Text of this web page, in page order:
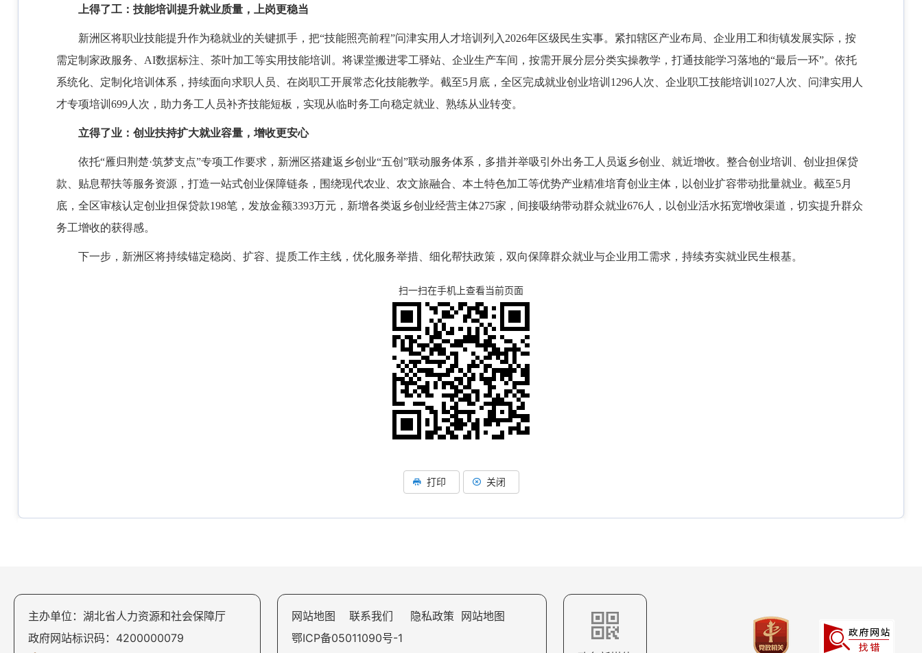
上得了工：技能培训提升就业质量，上岗更稳当
新洲区将职业技能提升作为稳就业的关键抓手，把“技能照亮前程”问津实用人才培训列入2026年区级民生实事。紧扣辖区产业布局、企业用工和街镇发展实际，按
需定制家政服务、AI数据标注、茶叶加工等实用技能培训。将课堂搬进零工驿站、企业生产车间，按需开展分层分类实操教学，打通技能学习落地的“最后一环”。依托
系统化、定制化培训体系，持续面向求职人员、在岗职工开展常态化技能教学。截至5月底，全区完成就业创业培训1296人次、企业职工技能培训1027人次、问津实用人
才专项培训699人次，助力务工人员补齐技能短板，实现从临时务工向稳定就业、熟练从业转变。
立得了业：创业扶持扩大就业容量，增收更安心
依托“雁归荆楚·筑梦支点”专项工作要求，新洲区搭建返乡创业“五创”联动服务体系，多措并举吸引外出务工人员返乡创业、就近增收。整合创业培训、创业担保贷
款、贴息帮扶等服务资源，打造一站式创业保障链条，围绕现代农业、农文旅融合、本土特色加工等优势产业精准培育创业主体，以创业扩容带动批量就业。截至5月
底，全区审核认定创业担保贷款198笔，发放金额3393万元，新增各类返乡创业经营主体275家，间接吸纳带动群众就业676人，以创业活水拓宽增收渠道，切实提升群众
务工增收的获得感。
下一步，新洲区将持续锚定稳岗、扩容、提质工作主线，优化服务举措、细化帮扶政策，双向保障群众就业与企业用工需求，持续夯实就业民生根基。
扫一扫在手机上查看当前页面
打印 关闭
主办单位：湖北省人力资源和社会保障厅
政府网站标识码：4200000079
网站地图 联系我们 隐私政策 网站地图
鄂ICP备05011090号-1